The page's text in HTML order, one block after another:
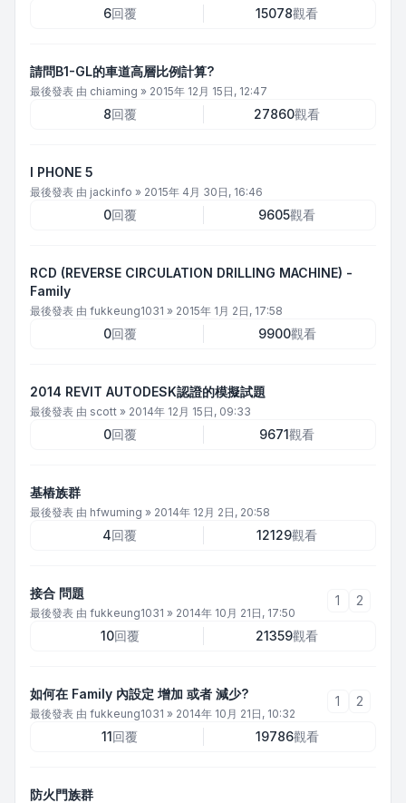
6回覆 15078觀看
請問B1-GL的車道高層比例計算?
最後發表 由 chiaming » 2015年 12月 15日, 12:47
8回覆 27860觀看
I PHONE 5
最後發表 由 jackinfo » 2015年 4月 30日, 16:46
0回覆 9605觀看
RCD (REVERSE CIRCULATION DRILLING MACHINE) -
Family
最後發表 由 fukkeung1031 » 2015年 1月 2日, 17:58
0回覆 9900觀看
2014 REVIT AUTODESK認證的模擬試題
最後發表 由 scott » 2014年 12月 15日, 09:33
0回覆 9671觀看
基樁族群
最後發表 由 hfwuming » 2014年 12月 2日, 20:58
4回覆 12129觀看
接合 問題
最後發表 由 fukkeung1031 » 2014年 10月 21日, 17:50
1 2
10回覆 21359觀看
如何在 Family 內設定 增加 或者 減少?
最後發表 由 fukkeung1031 » 2014年 10月 21日, 10:32
1 2
11回覆 19786觀看
防火門族群